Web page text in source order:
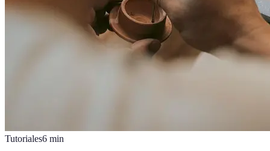
Tutoriales6 min